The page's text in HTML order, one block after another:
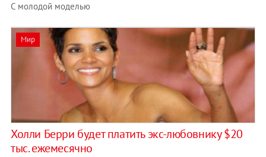
С молодой моделью
Мир
Холли Берри будет платить экс-любовнику $20
тыс. ежемесячно